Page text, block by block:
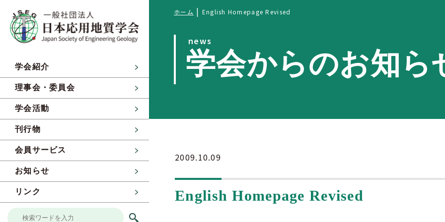
学会紹介
理事会・委員会
学会活動
刊行物
会員サービス
お知らせ
リンク
ホーム | English Homepage Revised
news
学会からのお知ら
2009.10.09
English Homepage Revised